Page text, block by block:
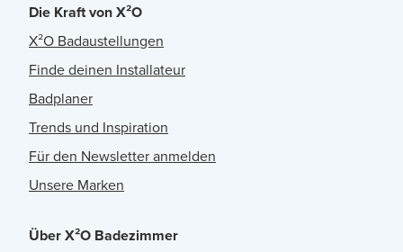
Die Kraft von X²O
X²O Badaustellungen
Finde deinen Installateur
Badplaner
Trends und Inspiration
Für den Newsletter anmelden
Unsere Marken
Über X²O Badezimmer